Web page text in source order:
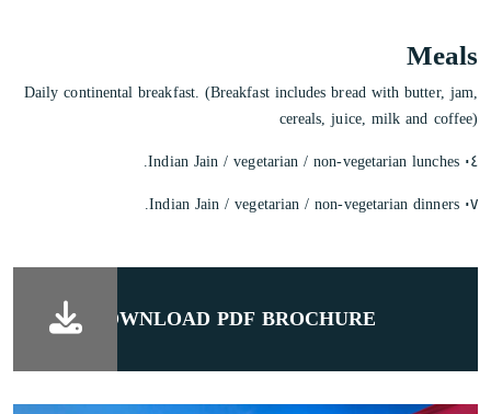
Meals
Daily continental breakfast. (Breakfast includes bread with butter, jam,
cereals, juice, milk and coffee)
٠٤ Indian Jain / vegetarian / non-vegetarian lunches.
٠٧ Indian Jain / vegetarian / non-vegetarian dinners.
DOWNLOAD PDF BROCHURE